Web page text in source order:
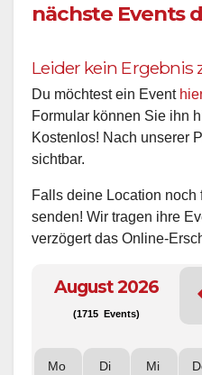
nächste Events
Leider kein Ergebnis
Du möchtest ein Event
Formular können Sie ihn
Kostenlos! Nach unserer
sichtbar.
Falls deine Location noch
senden! Wir tragen ihre
verzögert das Online-
August 2026
(1715 Events)
Mo Di Mi